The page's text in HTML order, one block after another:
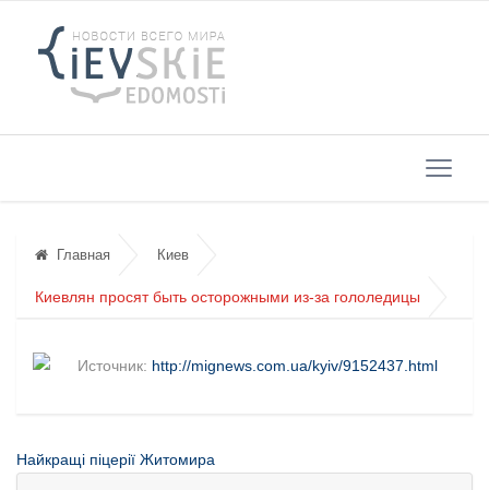
Главная Киев
Киевлян просят быть осторожными из-за гололедицы
Источник: http://mignews.com.ua/kyiv/9152437.html
Найкращі піцерії Житомира